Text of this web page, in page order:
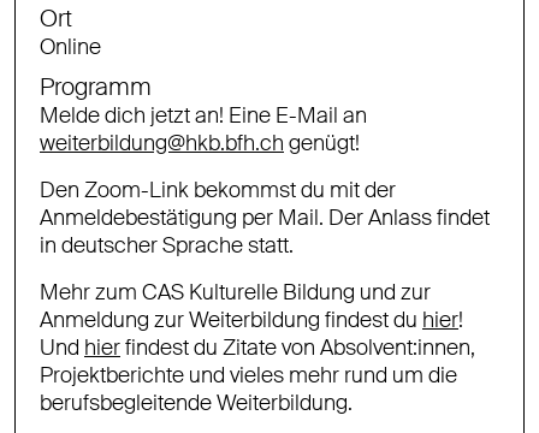
Ort
Online
Programm
Melde dich jetzt an! Eine E-Mail an
weiterbildung@hkb.bfh.ch genügt!
Den Zoom-Link bekommst du mit der
Anmeldebestätigung per Mail. Der Anlass findet
in deutscher Sprache statt.
Mehr zum CAS Kulturelle Bildung und zur
Anmeldung zur Weiterbildung findest du hier!
Und hierfindest du Zitate von Absolvent:innen,
Projektberichte und vieles mehr rund um die
berufsbegleitende Weiterbildung.